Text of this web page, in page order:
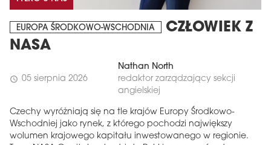
EUROPA ŚRODKOWO-WSCHODNIA
CZŁOWIEK Z
NASA
schedule 05 sierpnia 2026
Nathan North
redaktor zarządzający sekcji
angielskiej
Czechy wyróżniają się na tle krajów Europy Środkowo-
Wschodniej jako rynek, z którego pochodzi największy
wolumen krajowego kapitału inwestowanego w regionie.